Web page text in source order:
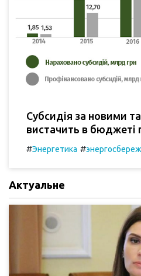
Субсидія за новими
вистачить в бюджеті
#Энергетика #
Актуальне